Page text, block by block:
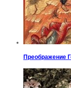
Преображение